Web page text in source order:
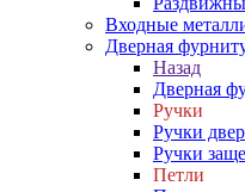
Входные
Дверная
Назад
Дверная
Ручки
Ручки
Ручки
Петли